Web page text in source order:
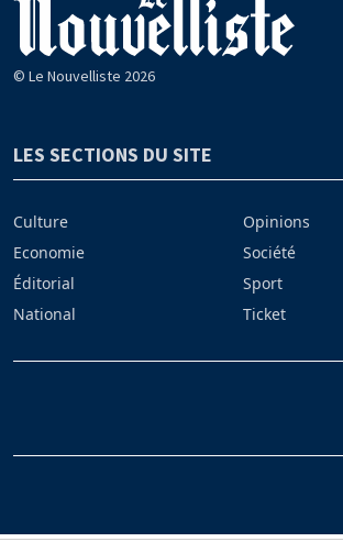
© Le Nouvelliste 2026
LES SECTIONS DU SITE
Culture
Economie
Éditorial
National
Opinions
Société
Sport
Ticket